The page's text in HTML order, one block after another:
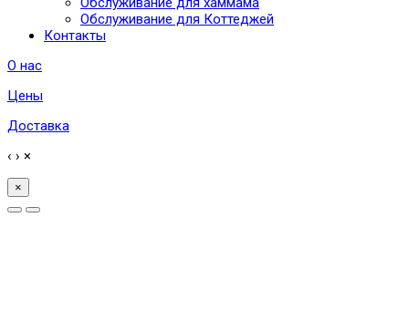
Обслуживание для Коттеджей
Контакты
О нас
Цены
Доставка
‹ › ×
×